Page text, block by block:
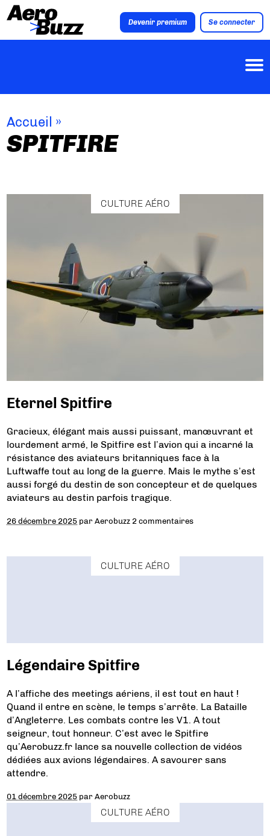
Devenir premium Se connecter
Accueil »
SPITFIRE
CULTURE AÉRO
Eternel Spitfire
Gracieux, élégant mais aussi puissant, manœuvrant et
lourdement armé, le Spitfire est l’avion qui a incarné la
résistance des aviateurs britanniques face à la
Luftwaffe tout au long de la guerre. Mais le mythe s’est
aussi forgé du destin de son concepteur et de quelques
aviateurs au destin parfois tragique.
26 décembre 2025 parAerobuzz 2 commentaires
CULTURE AÉRO
Légendaire Spitfire
A l’affiche des meetings aériens, il est tout en haut !
Quand il entre en scène, le temps s’arrête. La Bataille
d’Angleterre. Les combats contre les V1. A tout
seigneur, tout honneur. C’est avec le Spitfire
qu’Aerobuzz.fr lance sa nouvelle collection de vidéos
dédiées aux avions légendaires. A savourer sans
attendre.
01 décembre 2025 parAerobuzz
CULTURE AÉRO